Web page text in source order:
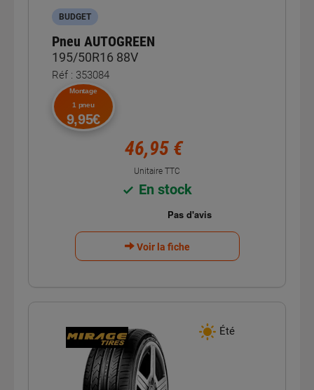
BUDGET
Pneu AUTOGREEN
195/50R16 88V
Réf : 353084
Montage
1 pneu
9,95€
46,95 €
Unitaire TTC
En stock
Voir la fiche
Été